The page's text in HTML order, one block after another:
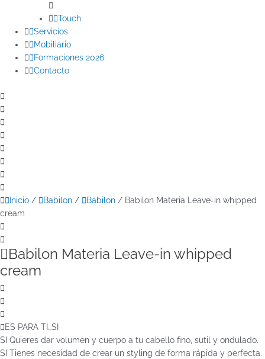
Touch
Servicios
Mobiliario
Formaciones 2026
Contacto
Inicio / Babilon / Babilon / Babilon Materia Leave-in whipped
cream
Babilon Materia Leave-in whipped
cream
ES PARA TI…SI
SI Quieres dar volumen y cuerpo a tu cabello fino, sutil y ondulado.
SI Tienes necesidad de crear un styling de forma rápida y perfecta.